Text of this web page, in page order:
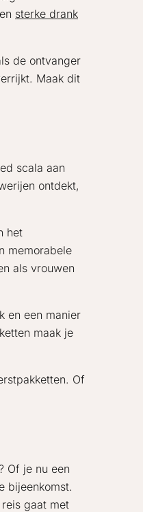
sterke drank
de ontvanger
Maak dit
scala aan
ontdekt,
het
memorabele
als vrouwen
en een manier
maak je
Of
Of je nu een
bijeenkomst.
gaat met